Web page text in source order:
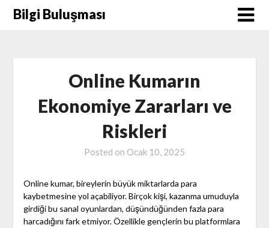
SkipBilgi Buluşması
Online Kumarın
Ekonomiye Zararları ve
Riskleri
Posted on Ocak 10, 2025
Online kumar, bireylerin büyük miktarlarda para
kaybetmesine yol açabiliyor. Birçok kişi, kazanma umuduyla
girdiği bu sanal oyunlardan, düşündüğünden fazla para
harcadığını fark etmiyor. Özellikle gençlerin bu platformlara